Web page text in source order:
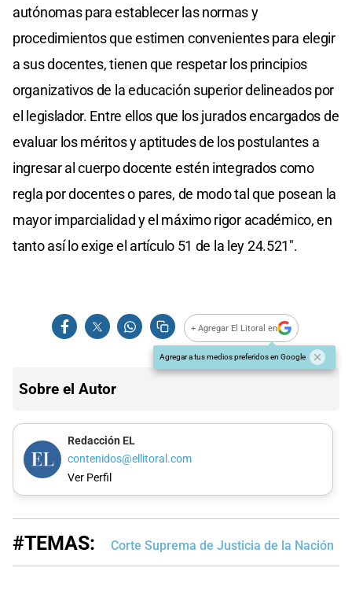
autónomas para establecer las normas y
procedimientos que estimen convenientes para elegir
a sus docentes, tienen que respetar los principios
organizativos de la educación superior delineados por
el legislador. Entre ellos que los jurados encargados de
evaluar los méritos y aptitudes de los postulantes a
ingresar al cuerpo docente estén integrados como
regla por docentes o pares, de modo tal que posean la
mayor imparcialidad y el máximo rigor académico, en
tanto así lo exige el artículo 51 de la ley 24.521".
+ Agregar El Litoral en
Agregar a tus medios preferidos en Google
Sobre el Autor
Redacción EL
contenidos@ellitoral.com
Ver Perfil
#TEMAS: Corte Suprema de Justicia de la Nación